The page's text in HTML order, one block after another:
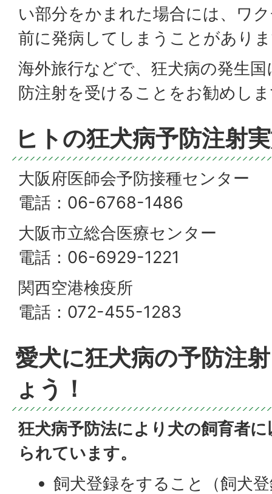
い部分をかまれた場合には、ワ
前に発病してしまうことがあり
海外旅行などで、狂犬病の発生
防注射を受けることをお勧めし
ヒトの狂犬病予防注射
大阪府医師会予防接種センター
電話：06-6768-1486
大阪市立総合医療センター
電話：06-6929-1221
関西空港検疫所
電話：072-455-1283
愛犬に狂犬病の予防注
ょう！
狂犬病予防法により犬の飼育者
られています。
飼犬登録をすること（飼犬